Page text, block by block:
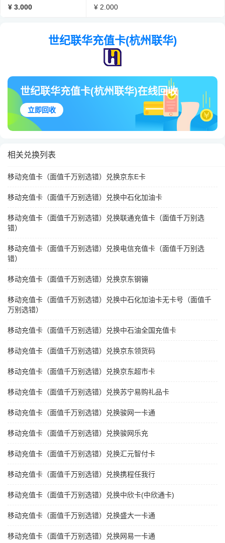
¥ 3.000 ¥ 2.000
世纪联华充值卡(杭州联华)
世纪联华充值卡(杭州联华)在线回收
立即回收
相关兑换列表
移动充值卡（面值千万别选错）兑换京东E卡
移动充值卡（面值千万别选错）兑换中石化加油卡
移动充值卡（面值千万别选错）兑换联通充值卡（面值千万别选
错）
移动充值卡（面值千万别选错）兑换电信充值卡（面值千万别选
错）
移动充值卡（面值千万别选错）兑换京东钢镚
移动充值卡（面值千万别选错）兑换中石化加油卡无卡号（面值千
万别选错）
移动充值卡（面值千万别选错）兑换中石油全国充值卡
移动充值卡（面值千万别选错）兑换京东领货码
移动充值卡（面值千万别选错）兑换京东超市卡
移动充值卡（面值千万别选错）兑换苏宁易购礼品卡
移动充值卡（面值千万别选错）兑换骏网一卡通
移动充值卡（面值千万别选错）兑换骏网乐充
移动充值卡（面值千万别选错）兑换汇元智付卡
移动充值卡（面值千万别选错）兑换携程任我行
移动充值卡（面值千万别选错）兑换中欣卡(中欣通卡)
移动充值卡（面值千万别选错）兑换盛大一卡通
移动充值卡（面值千万别选错）兑换网易一卡通